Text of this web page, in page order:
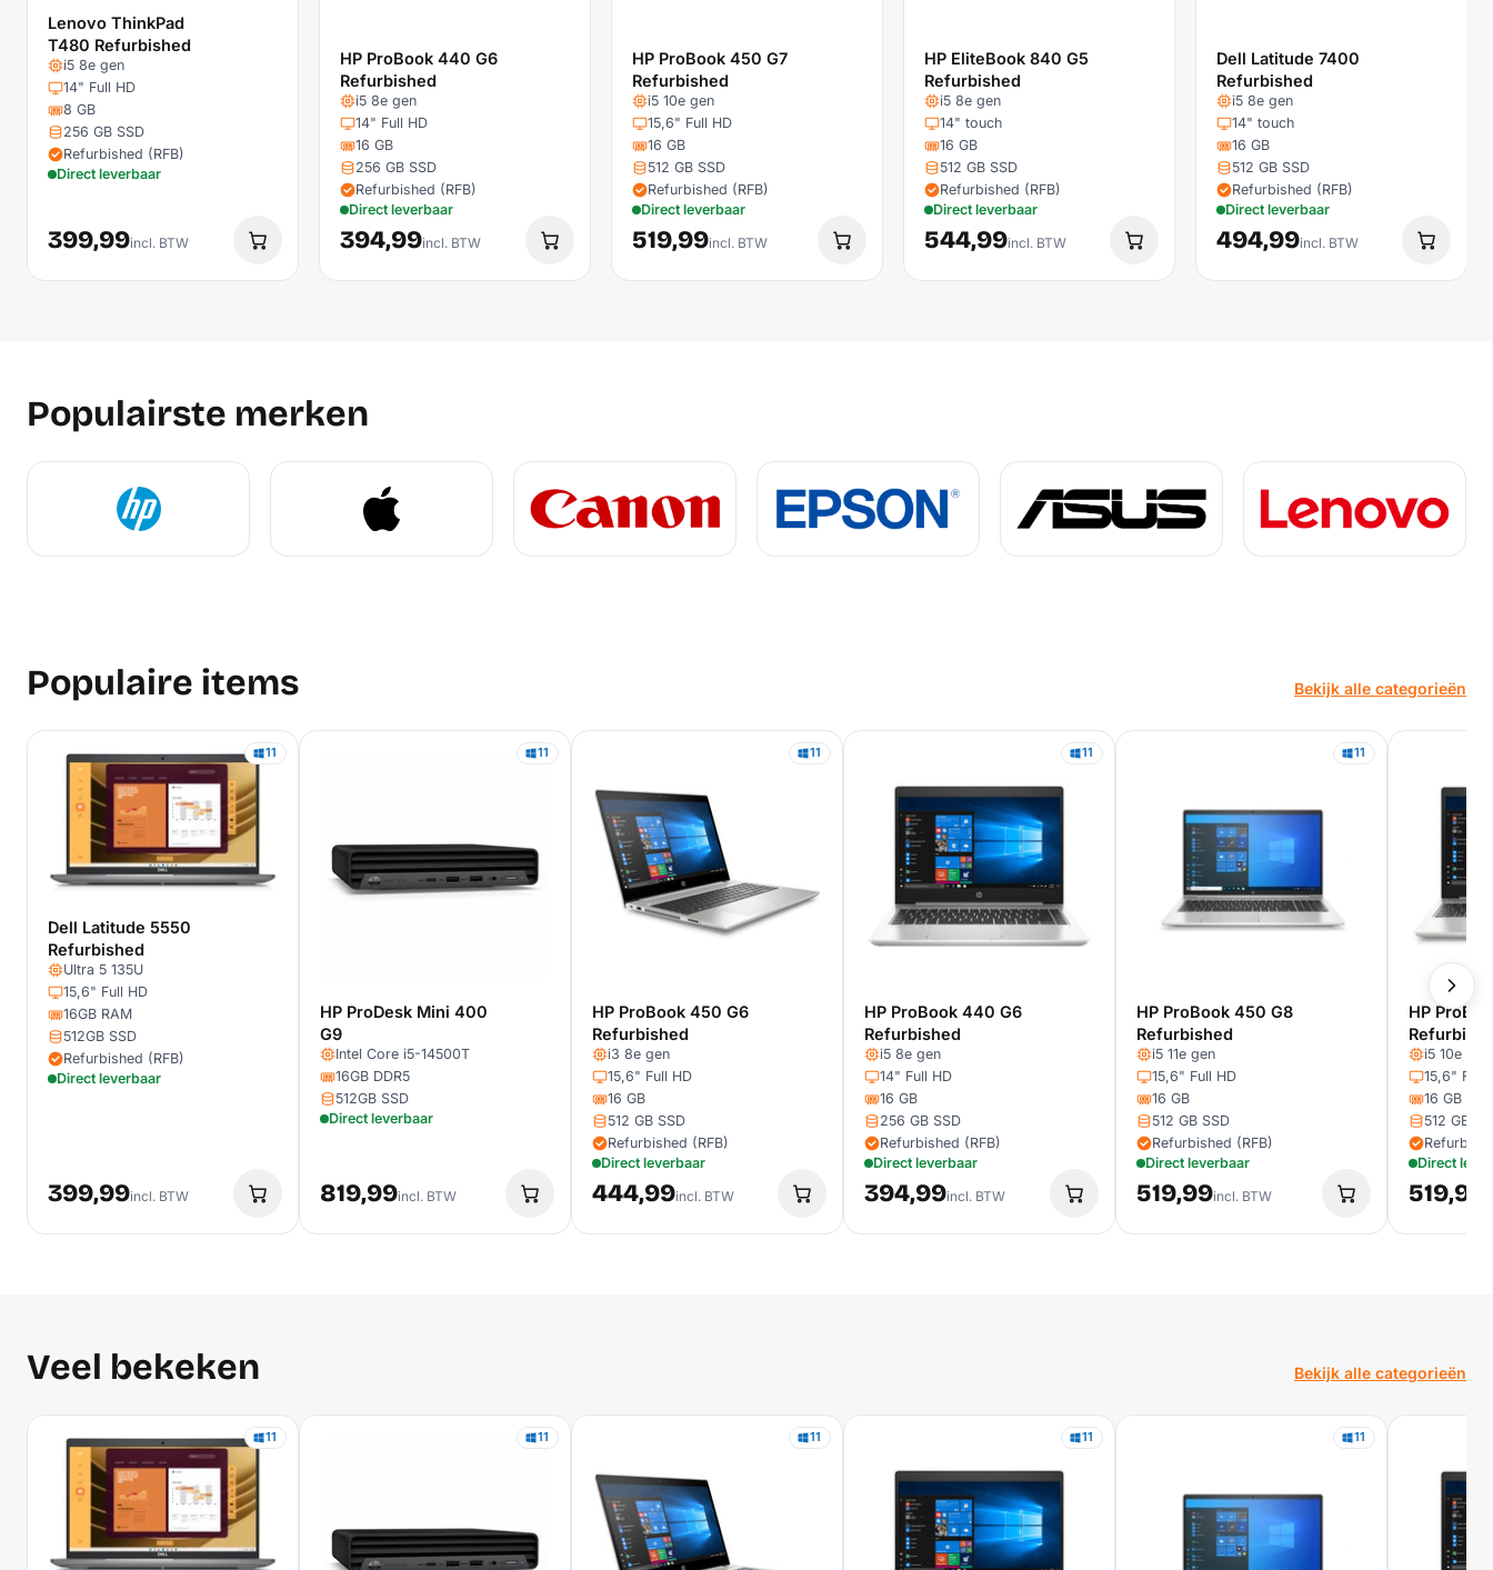
Lenovo ThinkPad
T480 Refurbished
i5 8e gen
14" Full HD
8 GB
256 GB SSD
Refurbished (RFB)
Direct leverbaar
399,99incl. BTW
HP ProBook 440 G6
Refurbished
i5 8e gen
14" Full HD
16 GB
256 GB SSD
Refurbished (RFB)
Direct leverbaar
394,99incl. BTW
HP ProBook 450 G7
Refurbished
i5 10e gen
15,6" Full HD
16 GB
512 GB SSD
Refurbished (RFB)
Direct leverbaar
519,99incl. BTW
HP EliteBook 840 G5
Refurbished
i5 8e gen
14" touch
16 GB
512 GB SSD
Refurbished (RFB)
Direct leverbaar
544,99incl. BTW
Dell Latitude 7400
Refurbished
i5 8e gen
14" touch
16 GB
512 GB SSD
Refurbished (RFB)
Direct leverbaar
494,99incl. BTW
Populairste merken
Populaire items Bekijk alle categorieën
11
Dell Latitude 5550
Refurbished
Ultra 5 135U
15,6" Full HD
16GB RAM
512GB SSD
Refurbished (RFB)
Direct leverbaar
399,99incl. BTW
11
HP ProDesk Mini 400
G9
Intel Core i5-14500T
16GB DDR5
512GB SSD
Direct leverbaar
819,99incl. BTW
11
HP ProBook 450 G6
Refurbished
i3 8e gen
15,6" Full HD
16 GB
512 GB SSD
Refurbished (RFB)
Direct leverbaar
444,99incl. BTW
11
HP ProBook 440 G6
Refurbished
i5 8e gen
14" Full HD
16 GB
256 GB SSD
Refurbished (RFB)
Direct leverbaar
394,99incl. BTW
11
HP ProBook 450 G8
Refurbished
i5 11e gen
15,6" Full HD
16 GB
512 GB SSD
Refurbished (RFB)
Direct leverbaar
519,99incl. BTW
HP
i5 10e gen
15,6" Full
16 GB
512 GB
Direct
519,99
Veel bekeken Bekijk alle categorieën
11 11 11 11 11